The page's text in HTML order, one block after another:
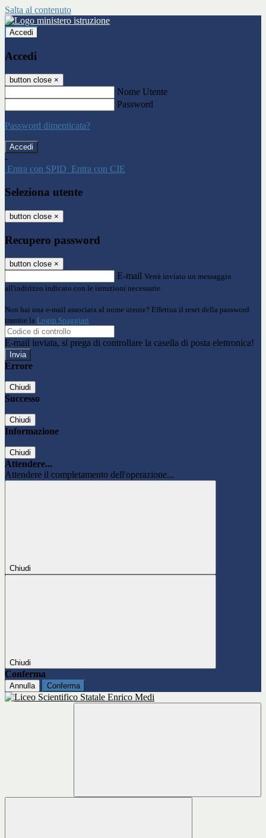
Salta al contenuto
Accedi
Accedi
button close ×
Nome Utente
Password
Password dimenticata?
-
Entra con SPID Entra con CIE
Seleziona utente
button close ×
Recupero password
button close ×
E-mail Verrà inviato un messaggio
all'indirizzo indicato con le istruzioni necessarie.
Non hai una e-mail associata al nome utente? Effettua il reset della password
tramite la Login Spaggiari
E-mail inviata, si prega di controllare la casella di posta elettronica!
Errore
Chiudi
Successo
Chiudi
Informazione
Chiudi
Attendere...
Attendere il completamento dell'operazione...
Chiudi
Chiudi
Conferma
Annulla Conferma